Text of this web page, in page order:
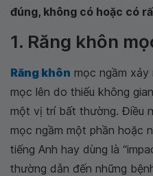
đúng, không có hoặc có
1. Răng khôn
Răng khôn mọc ngầm xảy
mọc lên do thiếu không
một vị trí bất thường. Điều
mọc ngầm một phần hoặc
tiếng Anh hay dùng là
thường dẫn đến những